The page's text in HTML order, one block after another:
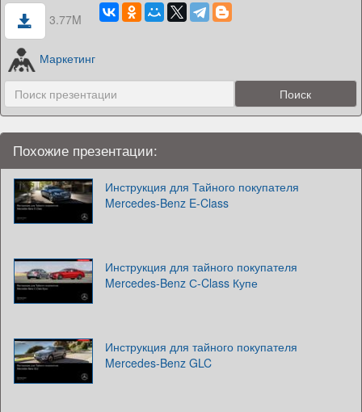
3.77M
Маркетинг
Похожие презентации:
Инструкция для Тайного покупателя
Mercedes-Benz E-Class
Инструкция для тайного покупателя
Mercedes-Benz С-Class Купе
Инструкция для тайного покупателя
Mercedes-Benz GLC